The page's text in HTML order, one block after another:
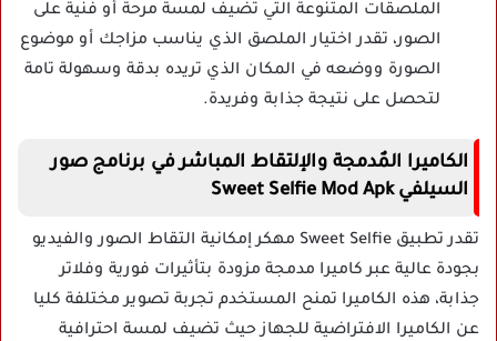
الملصقات المتنوعة التي تضيف لمسة مرحة أو فنية على
الصور، تقدر اختيار الملصق الذي يناسب مزاجك أو موضوع
الصورة ووضعه في المكان الذي تريده بدقة وسهولة تامة
لتحصل على نتيجة جذابة وفريدة.
الكاميرا المٌدمجة والإلتقاط المباشر في برنامج صور
السيلفي Sweet Selfie Mod Apk
تقدر تطبيق Sweet Selfie مهكر إمكانية التقاط الصور والفيديو
بجودة عالية عبر كاميرا مدمجة مزودة بتأثيرات فورية وفلاتر
جذابة، هذه الكاميرا تمنح المستخدم تجربة تصوير مختلفة كليا
عن الكاميرا الافتراضية للجهاز حيث تضيف لمسة احترافية